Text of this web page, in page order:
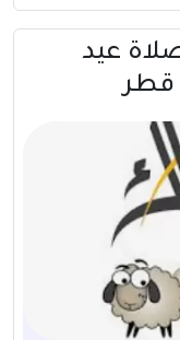
عيد